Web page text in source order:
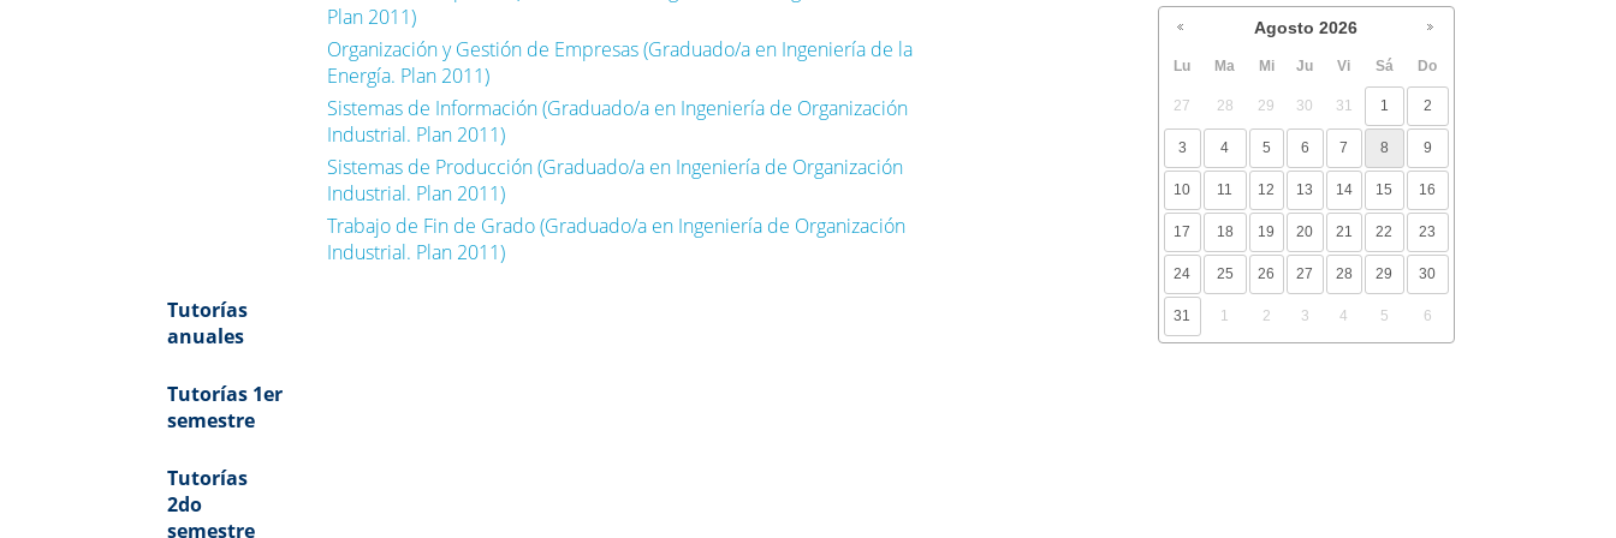
Plan 2011)
Organización y Gestión de Empresas (Graduado/a en Ingeniería de la
Energía. Plan 2011)
Sistemas de Información (Graduado/a en Ingeniería de Organización
Industrial. Plan 2011)
Sistemas de Producción (Graduado/a en Ingeniería de Organización
Industrial. Plan 2011)
Trabajo de Fin de Grado (Graduado/a en Ingeniería de Organización
Industrial. Plan 2011)
Tutorías
anuales
Tutorías 1er
semestre
Tutorías
2do
semestre
Agosto 2026
Lu Ma Mi Ju Vi Sá Do
27 28 29 30 31 1 2
3 4 5 6 7 8 9
10 11 12 13 14 15 16
17 18 19 20 21 22 23
24 25 26 27 28 29 30
31 1 2 3 4 5 6